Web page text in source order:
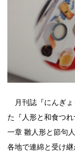
月刊誌『にんぎょ
た『人形と和食つ
一章 雛人形と節句
各地で連綿と受け